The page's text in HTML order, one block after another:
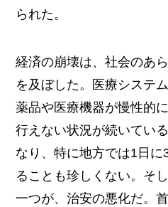
られた。
経済の崩壊は、社会のあ
を及ぼした。医療システ
薬品や医療機器が慢性的
行えない状況が続いてい
なり、特に地方では1日に
ることも珍しくない。そ
一つが、治安の悪化だ。